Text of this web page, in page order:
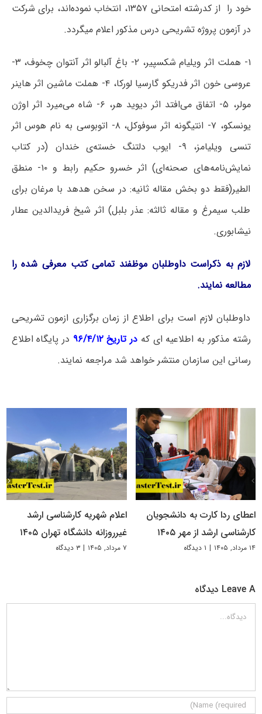
خود را از کدرشته امتحانی ۱۳۵۷، انتخاب نموده‌اند، برای شرکت
در آزمون پروژه‌ تشریحی درس مذکور اعلام میگردد.
۱- هملت اثر ویلیام شکسپیر، ۲- باغ آلبالو اثر آنتوان چخوف، ۳-
عروسی خون اثر فدریکو گارسیا لورکا، ۴- هملت ماشین اثر هاینر
مولر، ۵- اتفاق می‌افتد اثر دیوید هر، ۶- شاه می‌میرد اثر اوژن
یونسکو، ۷- انتیگونه اثر سوفوکل، ۸- اتوبوسی به نام هوس اثر
تنسی ویلیامز، ۹- ایوب دلتنگ خسته‌ی خندان (در کتاب
نمایش‌نامه‌های صحنه‌ای) اثر خسرو حکیم رابط و ۱۰- منطق
الطیر(فقط دو بخش مقاله ثانیه: در سخن هدهد با مرغان برای
طلب سیمرغ و مقاله ثالثه: عذر بلبل) اثر شیخ فریدالدین عطار
نیشابوری.
لازم به ذکراست داوطلبان موظفند تمامی کتب معرفی شده را
مطالعه نمایند.
داوطلبان لازم است برای اطلاع از زمان برگزاری ازمون تشریحی
رشته مذکور به اطلاعیه ای که در تاریخ ۹۶/۴/۱۲
در پایگاه اطلاع
رسانی این سازمان منتشر خواهد شد مراجعه نمایند.
اعطای ردا کارت به دانشجویان
کارشناسی ارشد از مهر ۱۴۰۵
۱۴ مرداد, ۱۴۰۵ | ۱ دیدگاه
اعلام شهریه کارشناسی ارشد
غیرروزانه دانشگاه تهران ۱۴۰۵
۷ مرداد, ۱۴۰۵ | ۳ دیدگاه
Leave A دیدگاه
دیدگاه